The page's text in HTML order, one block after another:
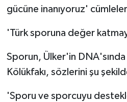
gücüne inanıyoruz'
'Türk sporuna değer
Sporun, Ülker'in DNA'sında
Kölükfakı, sözlerini şu
'Sporu ve sporcuyu